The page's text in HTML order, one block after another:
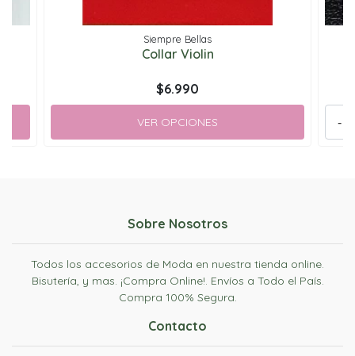
Siempre Bellas
Collar Violin
$6.990
VER OPCIONES -
Sobre Nosotros
Todos los accesorios de Moda en nuestra tienda online.
Bisutería, y mas. ¡Compra Online!. Envíos a Todo el País.
Compra 100% Segura.
Contacto